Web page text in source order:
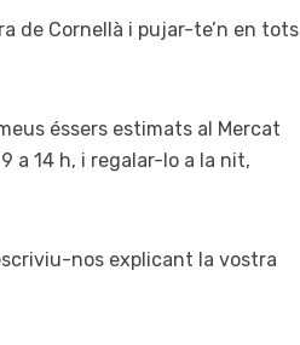
de Cornellà i pujar-te’n en tots
éssers estimats al Mercat
a 14 h, i regalar-lo a la nit,
nos explicant la vostra